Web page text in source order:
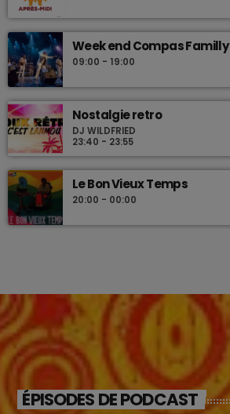
Week end Compas Familly
09:00 - 19:00
Nostalgie retro
DJ WILDFRIED
23:40 - 23:55
Le Bon Vieux Temps
20:00 - 00:00
ÉPISODES DE PODCAST